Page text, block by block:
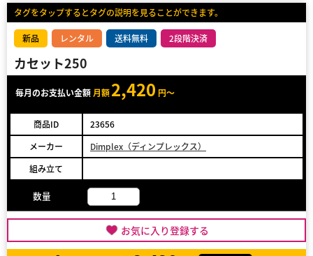
タグをタップするとタグの説明を見ることができます。
新品 レンタル 送料無料 2段階決済
カセット250
毎月のお支払い金額 月額2,420 円～
商品ID
23656
メーカー
Dimplex（ディンプレックス）
組み立て
数量
お気に入り登録する